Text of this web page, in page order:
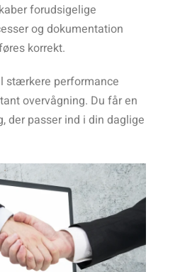
forudsigelige
og dokumentation
korrekt.
stærkere performance
overvågning. Du får en
der passer ind i din daglige